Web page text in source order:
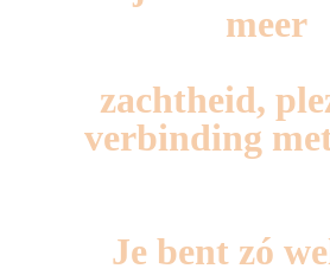
meer
zachtheid,
verbinding
Je bent zó